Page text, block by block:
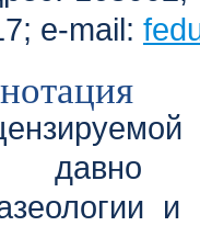
e-mail:
давно
и